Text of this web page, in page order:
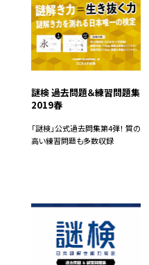
謎検 過去問題＆練習問題集
2019春
「謎検」公式過去問集第4弾！ 質の
高い練習問題も多数収録